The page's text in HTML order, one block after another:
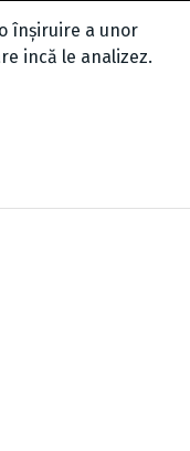
înșiruire a unor
incă le analizez.